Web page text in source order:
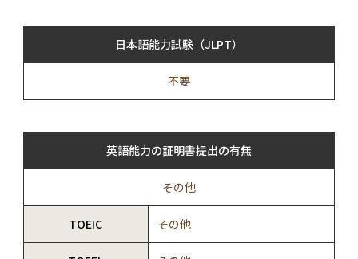
日本語能力試験（JLPT）
不要
英語能力の証明書提出の有無
その他
TOEIC その他